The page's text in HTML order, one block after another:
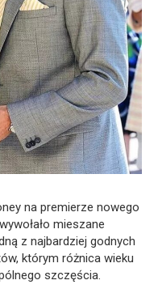
na premierze nowego
mieszane
z najbardziej godnych
którym różnica wieku
szczęścia.